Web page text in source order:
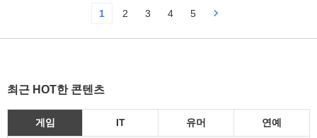
1 2 3 4 5
최근 HOT한 콘텐츠
게임 IT 유머 연예